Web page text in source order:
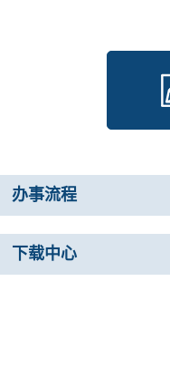
办事流程
下载中心